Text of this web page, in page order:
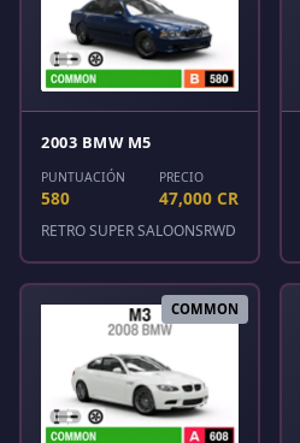
2003 BMW M5
PUNTUACIÓN
580
PRECIO
47,000 CR
RETRO SUPER SALOONSRWD
COMMON